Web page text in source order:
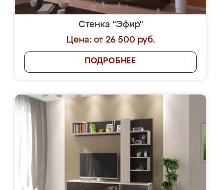
Стенка "Эфир"
Цена: от 26 500 руб.
ПОДРОБНЕЕ